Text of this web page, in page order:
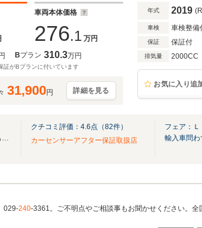
フレール 禁煙車
車両本体価格
276.1 万円
Bプラン 310.3万円
証がBプランに付いています
31,900円 詳細を見る
年式 2019
車検 車検整備
保証 保証付
排気量 2000CC
お気に入り追
無料電話は24時間ご案内！！全国のLIBERALA在庫も見たい方は一括照会が可能です！
クチコミ評価： 4.6点（82件）
カーセンサーアフター保証取扱店
フェア：
輸入車問わ
029-240-3361。ご不明点やご相談事もお聞かせください。